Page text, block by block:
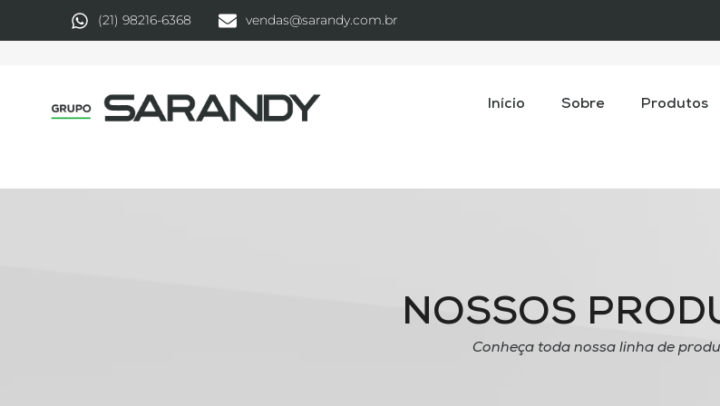
(21) 98216-6368 vendas@sarandy.com.br
Início Sobre Produtos
NOSSOS
Conheça toda nossa linha de